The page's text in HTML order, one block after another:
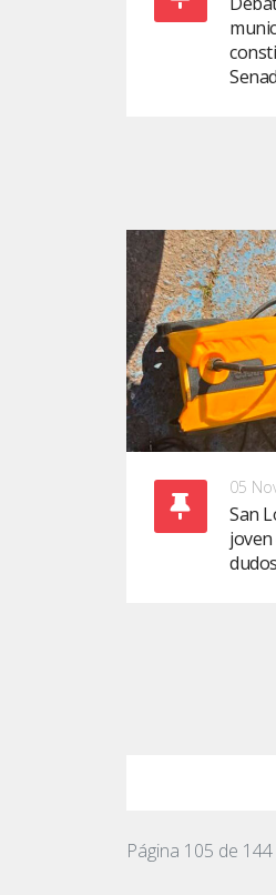
05
San
Página 105 de 144